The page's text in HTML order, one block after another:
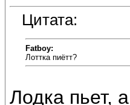
Цитата:
Fatboy:
Лоттка пиётт?
Лодка пьет,